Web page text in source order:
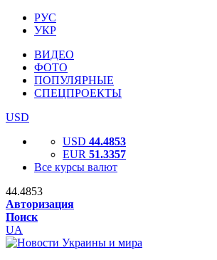
РУС
УКР
ВИДЕО
ФОТО
ПОПУЛЯРНЫЕ
СПЕЦПРОЕКТЫ
USD
USD 44.4853
EUR 51.3357
Все курсы валют
44.4853
Авторизация
Поиск
UA